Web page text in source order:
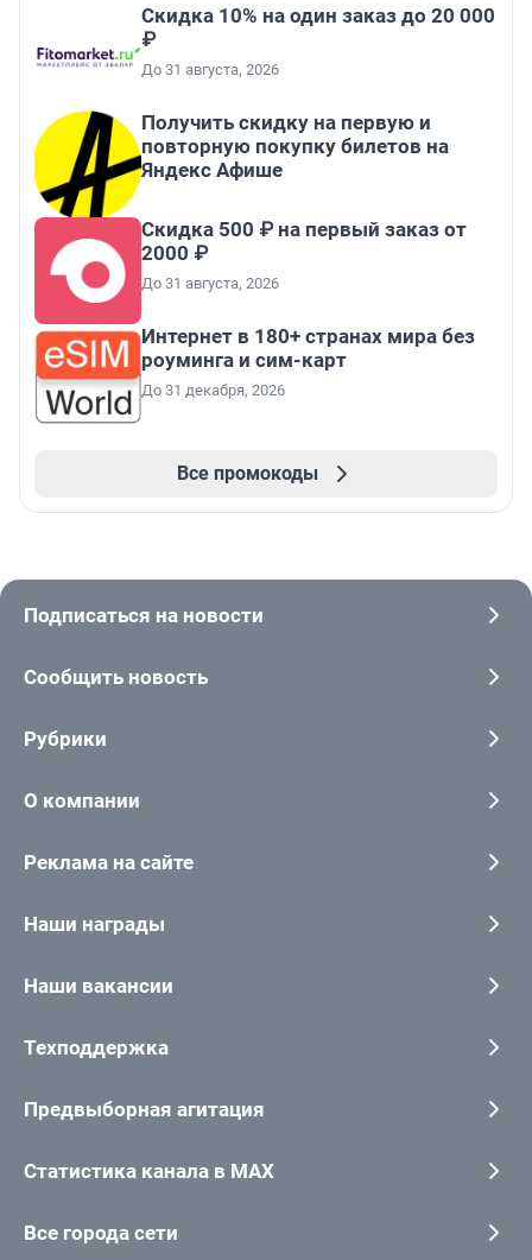
Скидка 10% на один заказ до 20 000
₽
До 31 августа, 2026
Получить скидку на первую и
повторную покупку билетов на
Яндекс Афише
Скидка 500 ₽ на первый заказ от
2000 ₽
До 31 августа, 2026
Интернет в 180+ странах мира без
роуминга и сим-карт
До 31 декабря, 2026
Все промокоды
Подписаться на новости
Сообщить новость
Рубрики
О компании
Реклама на сайте
Наши награды
Наши вакансии
Техподдержка
Предвыборная агитация
Статистика канала в MAX
Все города сети